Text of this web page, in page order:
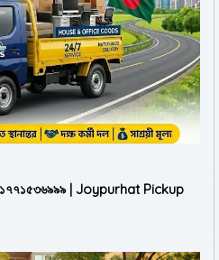
| Joypurhat Pickup